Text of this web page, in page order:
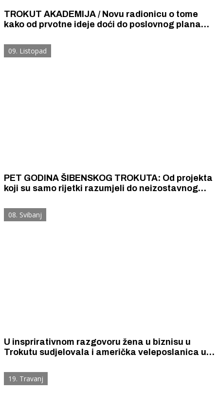
TROKUT AKADEMIJA / Novu radionicu o tome
kako od prvotne ideje doći do poslovnog plana
09. Listopad
PET GODINA ŠIBENSKOG TROKUTA: Od projekta
koji su samo rijetki razumjeli do neizostavnog
08. Svibanj
U insprirativnom razgovoru žena u biznisu u
Trokutu sudjelovala i američka veleposlanica u
19. Travanj